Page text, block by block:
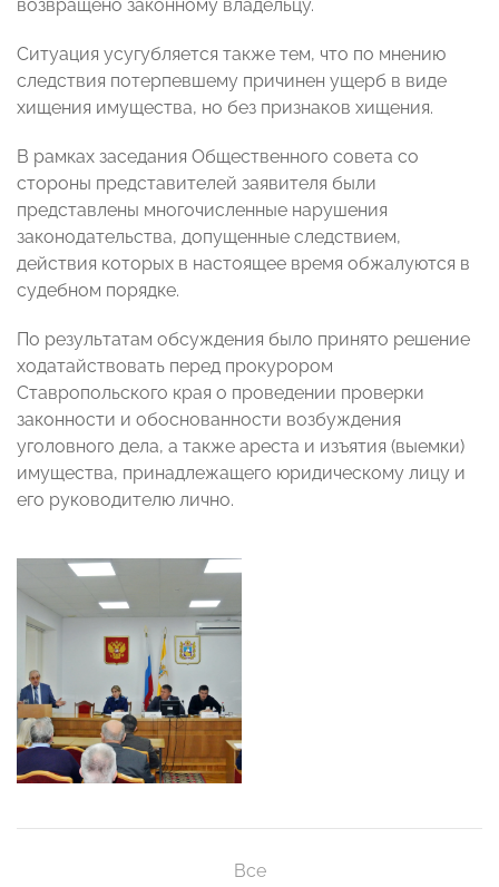
возвращено законному владельцу.
Ситуация усугубляется также тем, что по мнению
следствия потерпевшему причинен ущерб в виде
хищения имущества, но без признаков хищения.
В рамках заседания Общественного совета со
стороны представителей заявителя были
представлены многочисленные нарушения
законодательства, допущенные следствием,
действия которых в настоящее время обжалуются в
судебном порядке.
По результатам обсуждения было принято решение
ходатайствовать перед прокурором
Ставропольского края о проведении проверки
законности и обоснованности возбуждения
уголовного дела, а также ареста и изъятия (выемки)
имущества, принадлежащего юридическому лицу и
его руководителю лично.
Все